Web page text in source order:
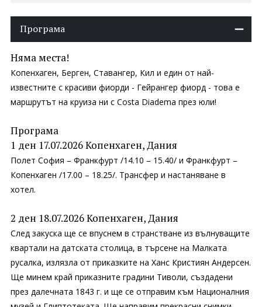
Програма
Няма места!
Копенхаген, Берген, Ставангер, Кил и един от най-
известните с красиви фиорди - Гейрангер фиорд - това е
маршрутът на круиза ни с Costa Diadema през юли!
Програма
1 ден 17.07.2026 Копенхаген, Дания
Полет София – Франкфурт /14.10 – 15.40/ и Франкфурт –
Копенхаген /17.00 – 18.25/. Трансфер и настаняване в
хотел.
2 ден 18.07.2026 Копенхаген, Дания
След закуска ще се впуснем в странстване из вълнуващите
квартали на датската столица, в търсене на Малката
русалка, излязла от приказките на Ханс Кристиян Андерсен.
Ще минем край приказните градини Тиволи, създадени
през далечната 1843 г. и ще се отправим към Националния